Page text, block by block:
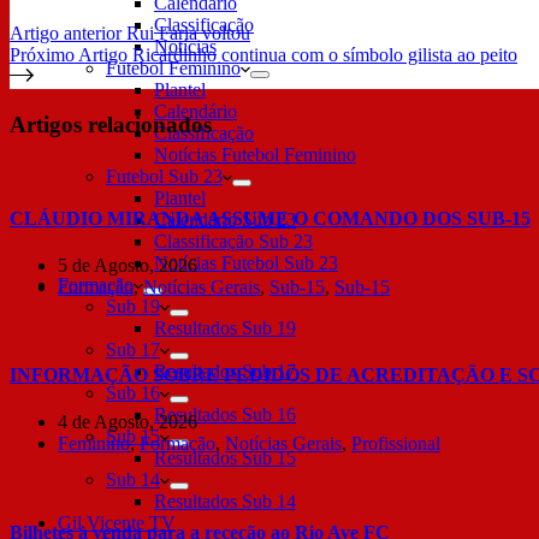
Classificação
Notícias
Futebol Feminino
Plantel
Calendário
Classificação
Notícias Futebol Feminino
Futebol Sub 23
Plantel
Calendário Sub 23
Classificação Sub 23
Notícias Futebol Sub 23
Formação
Sub 19
Resultados Sub 19
Sub 17
Resultados Sub 17
Sub 16
Resultados Sub 16
Sub 15
Resultados Sub 15
Sub 14
Resultados Sub 14
Gil Vicente TV
Artigo anteriorRui Faria voltou
Próximo Artigo Ricardinho continua com o símbolo gilista ao peito
Artigos relacionados
CLÁUDIO MIRANDA ASSUME O COMANDO DOS SUB-15
5 de Agosto, 2026
Formação,Notícias Gerais, Sub-15, Sub-15
INFORMAÇÃO SOBRE PEDIDOS DE ACREDITAÇÃO E
4 de Agosto, 2026
Feminino,Formação, Notícias Gerais, Profissional
Bilhetes à venda para a receção ao Rio Ave FC